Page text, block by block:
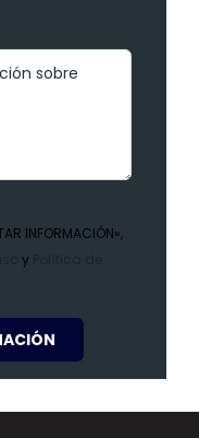
INFORMACIÓN»,
y Política de